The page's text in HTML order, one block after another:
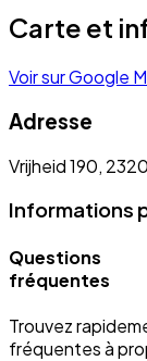
Carte et
Voir sur Google
Adresse
Vrijheid 190,
Informations
Questions
fréquentes
Trouvez
fréquentes à